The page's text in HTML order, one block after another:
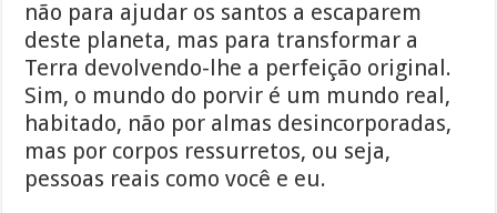
não para ajudar os santos a escaparem
deste planeta, mas para transformar a
Terra devolvendo-lhe a perfeição original.
Sim, o mundo do porvir é um mundo real,
habitado, não por almas desincorporadas,
mas por corpos ressurretos, ou seja,
pessoas reais como você e eu.